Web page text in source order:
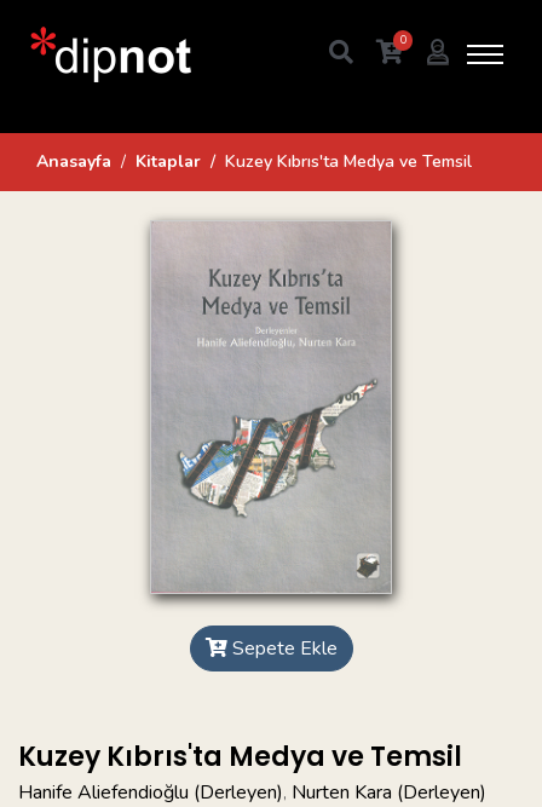
0
Anasayfa Kitaplar Kuzey Kıbrıs'ta Medya ve Temsil
Sepete Ekle
Kuzey Kıbrıs'ta Medya ve Temsil
Hanife Aliefendioğlu (Derleyen), Nurten Kara (Derleyen)